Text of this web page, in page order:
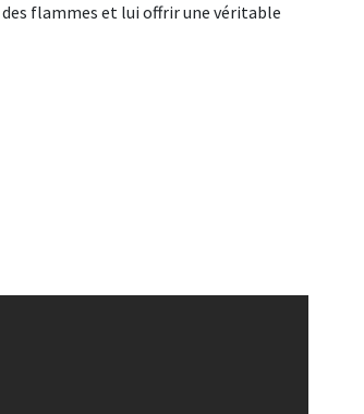
flammes et lui offrir une véritable